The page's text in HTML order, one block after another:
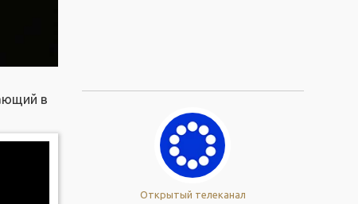
в
Открытый телеканал